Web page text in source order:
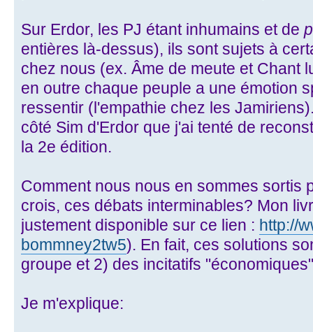
Sur Erdor, les PJ étant inhumains et de
entières là-dessus), ils sont sujets à
chez nous (ex. Âme de meute et Chant
en outre chaque peuple a une émotion
ressentir (l'empathie chez les
côté Sim d'Erdor que j'ai tenté de
la 2e édition.
Comment nous nous en sommes sortis
crois, ces débats interminables? Mon
justement disponible sur ce lien : http://
bommney2tw5). En fait, ces solutions
groupe et 2) des incitatifs
Je m'explique: